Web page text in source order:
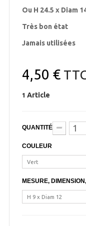
Ou H 24.5 x Diam
Très bon état
Jamais utilisées
4,50 €
1 Article
QUANTITÉ
COULEUR
MESURE,